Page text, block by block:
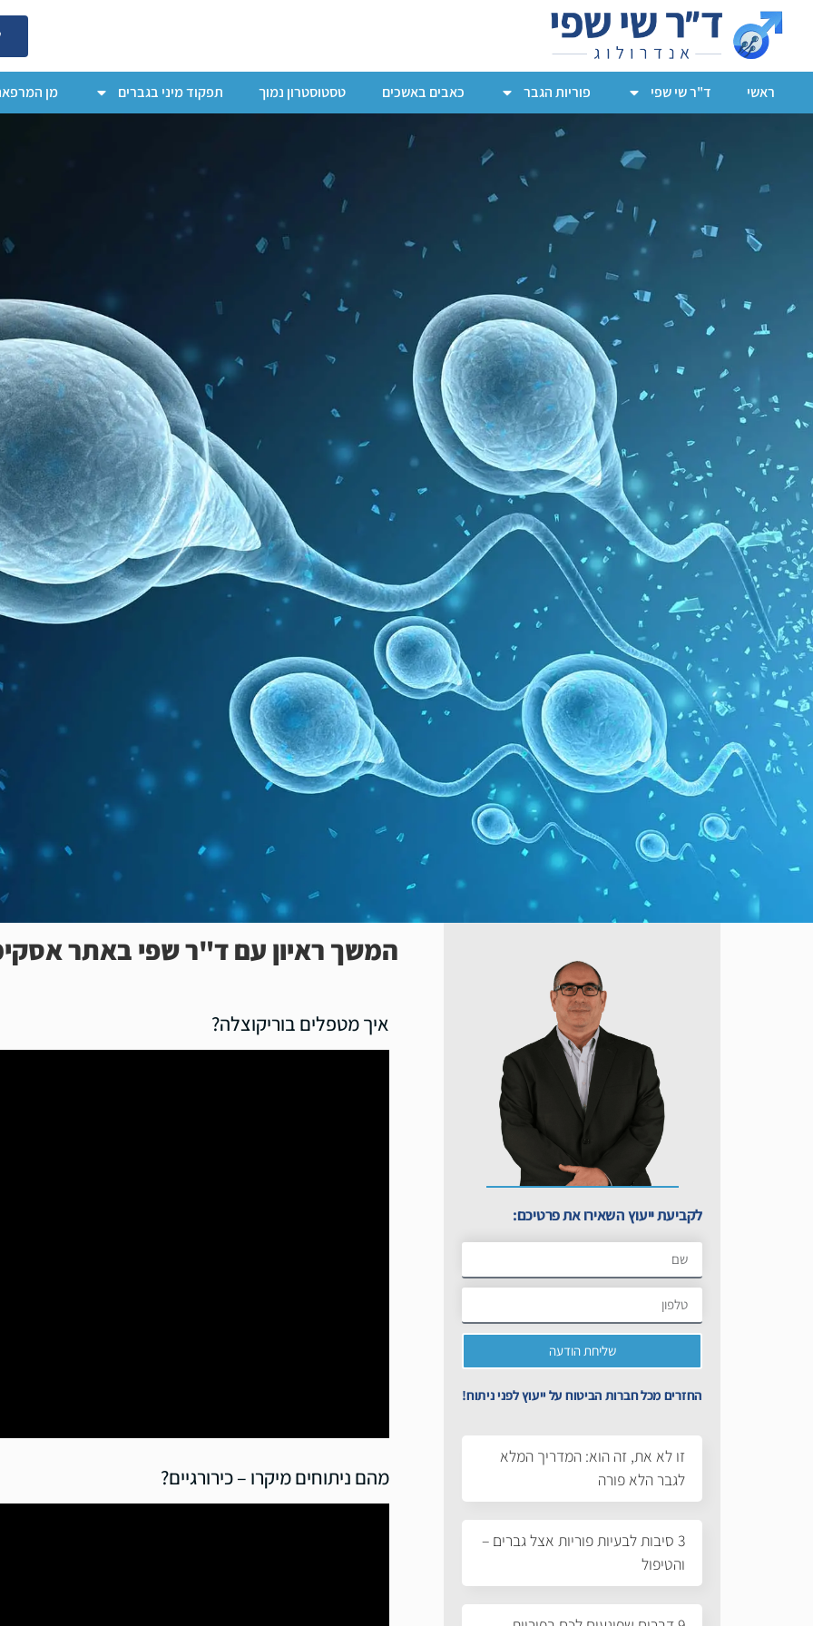
ראשי ד"ר שי שפי פוריות הגבר כאבים באשכים טסטוסטרון נמוך תפקוד מיני בגברים מן
לקביעת ייעוץ השאירו את פרטיכם:
שליחת הודעה
החזרים מכל חברות הביטוח על ייעוץ לפני ניתוח!
זו לא את, זה הוא: המדריך המלא
לגבר הלא פורה
3 סיבות לבעיות פוריות אצל גברים –
והטיפול
המשך ראיון עם ד"ר שפי באתר
איך מטפלים בוריקוצלה?
מהם ניתוחים מיקרו – כירורגיים?